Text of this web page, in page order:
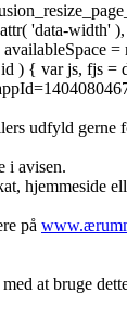
'data-
{ var js, fjs =
udfyld gerne
i avisen.
hjemmeside
på
at bruge